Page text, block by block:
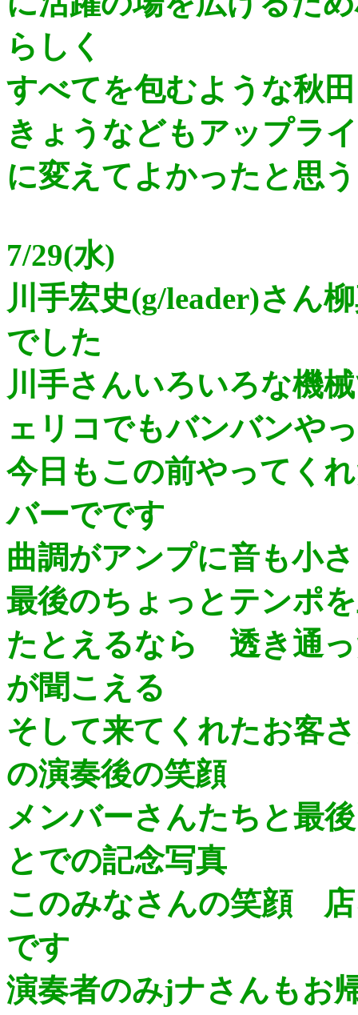
らしく
すべてを包むような秋
きょうなどもアップラ
に変えてよかったと思
7/29(水)
川手宏史(g/leader)さん
でした
川手さんいろいろな機
ェリコでもバンバンや
今日もこの前やってく
バーでです
曲調がアンプに音も小
最後のちょっとテンポ
たとえるなら 透き通
が聞こえる
そして来てくれたお客
の演奏後の笑顔
メンバーさんたちと最
とでの記念写真
このみなさんの笑顔
です
演奏者のみjナさんも